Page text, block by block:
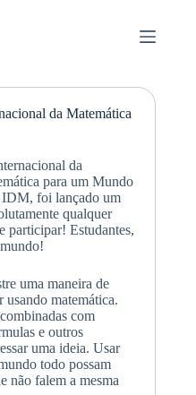
da Matemática
da
para um Mundo
IDM, foi lançado um
qualquer
participar! Estudantes,
uma maneira de
matemática.
com
e outros
uma ideia. Usar
todo possam
não falem a mesma